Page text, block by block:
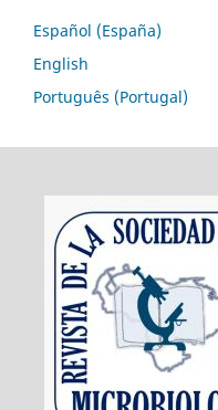
Español (España)
English
Português (Portugal)